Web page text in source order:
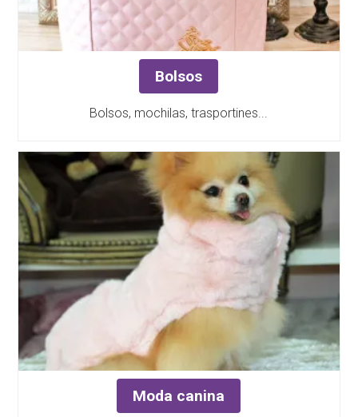
Bolsos
Bolsos, mochilas, trasportines...
Moda canina